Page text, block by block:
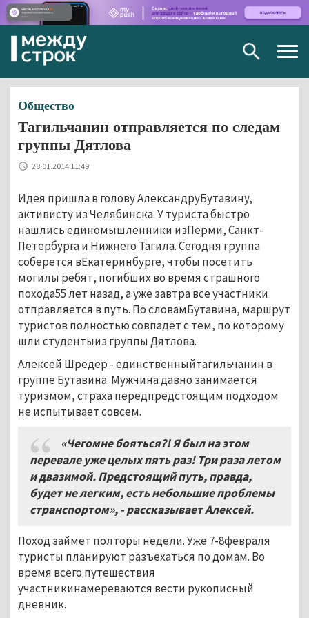
Общество
Тагильчанин отправляется по следам
группы Дятлова
28.01.2014 11:49
Идея пришла в голову АлександруБутавину,
активисту из Челябинска. У туриста быстро
нашлись единомышленники изПерми, Санкт-
Петербурга и Нижнего Тагила. Сегодня группа
соберется вЕкатеринбурге, чтобы посетить
могилы ребят, погибших во время страшного
похода55 лет назад, а уже завтра все участники
отправляется в путь. По словамБутавина, маршрут
туристов полностью совпадет с тем, по которому
шли студентыиз группы Дятлова.
Алексей Шредер - единственныйтагильчанин в
группе Бутавина. Мужчина давно занимается
туризмом, страха передпредстоящим подходом
не испытывает совсем.
«Чегомне бояться?! Я был на этом
перевале уже целых пять раз! Три раза летом
и двазимой. Предстоящий путь, правда,
будет не легким, есть небольшие проблемы
странспортом», - рассказывает Алексей.
Поход займет полторы недели. Уже 7-8февраля
туристы планируют разъехаться по домам. Во
время всего путешествия
участникинамереваются вести рукописный
дневник.